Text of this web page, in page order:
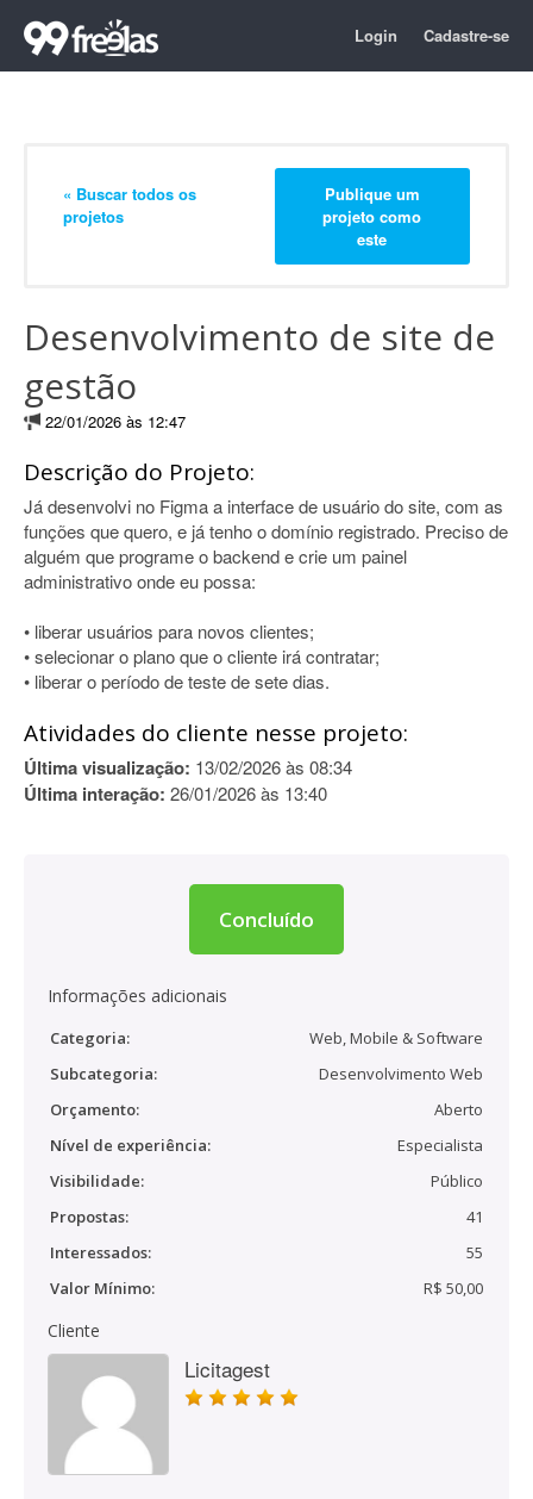
Login Cadastre-se
« Buscar todos os
projetos
Publique um
projeto como
este
Desenvolvimento de site de
gestão
22/01/2026 às 12:47
Descrição do Projeto:
Já desenvolvi no Figma a interface de usuário do site, com as
funções que quero, e já tenho o domínio registrado. Preciso de
alguém que programe o backend e crie um painel
administrativo onde eu possa:
• liberar usuários para novos clientes;
• selecionar o plano que o cliente irá contratar;
• liberar o período de teste de sete dias.
Atividades do cliente nesse projeto:
Última visualização: 13/02/2026 às 08:34
Última interação: 26/01/2026 às 13:40
Concluído
Informações adicionais
Categoria:
Web, Mobile & Software
Subcategoria:
Desenvolvimento Web
Orçamento:
Aberto
Nível de experiência:
Especialista
Visibilidade:
Público
Propostas:
41
Interessados:
55
Valor Mínimo:
R$ 50,00
Cliente
Licitagest